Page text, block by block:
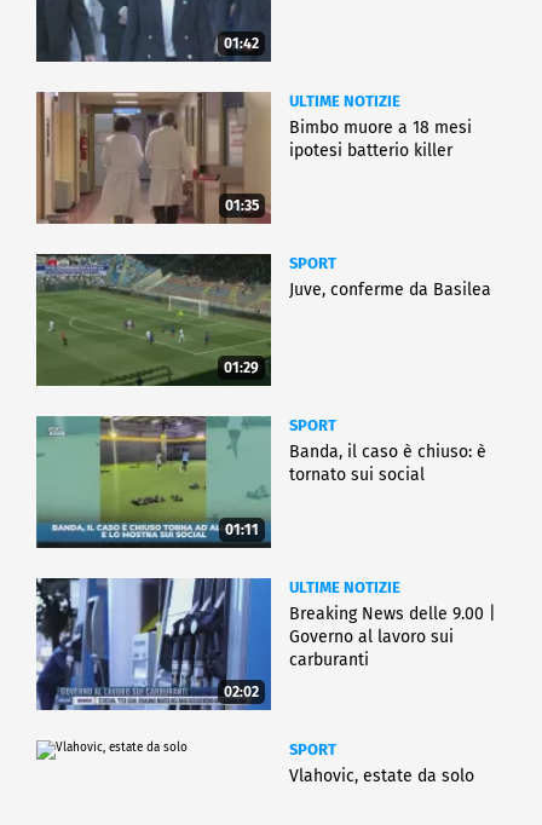
01:42
01:35
ULTIME NOTIZIE
Bimbo muore a 18 mesi
ipotesi batterio killer
01:29
SPORT
Juve, conferme da Basilea
01:11
SPORT
Banda, il caso è chiuso: è
tornato sui social
02:02
ULTIME NOTIZIE
Breaking News delle 9.00 |
Governo al lavoro sui
carburanti
SPORT
Vlahovic, estate da solo